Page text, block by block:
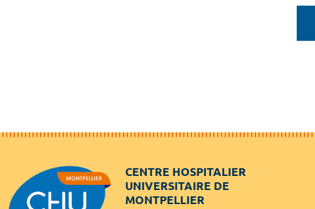
CENTRE HOSPITALIER
UNIVERSITAIRE DE
MONTPELLIER